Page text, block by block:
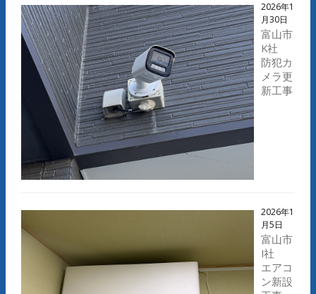
2026年1
月30日
富山市
K社
防犯カ
メラ更
新工事
2026年1
月5日
富山市
I社
エアコ
ン新設